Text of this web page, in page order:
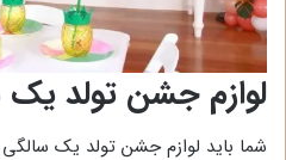
لوازم جشن تولد یک
شما باید لوازم جشن تولد یک سالگی